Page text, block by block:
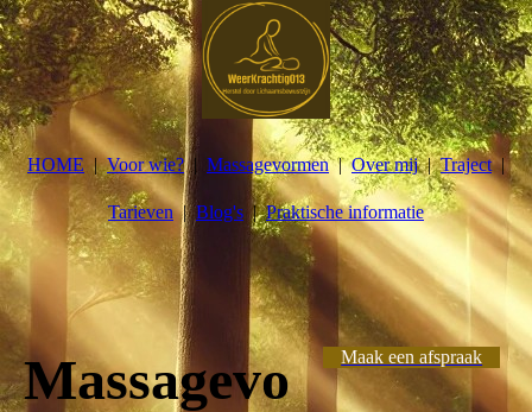
HOME Voor wie? Massagevormen Over mij Traject
Tarieven Blog's Praktische informatie
Maak een afspraak
Massagevo